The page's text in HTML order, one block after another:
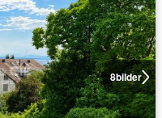
8bilder